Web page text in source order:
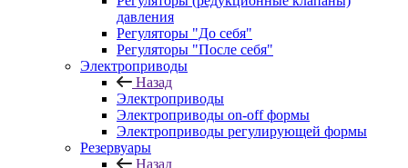
давления
Регуляторы "До себя"
Регуляторы "После себя"
Электроприводы
Назад
Электроприводы
Электроприводы on-off формы
Электроприводы регулирующей формы
Резервуары
Назад